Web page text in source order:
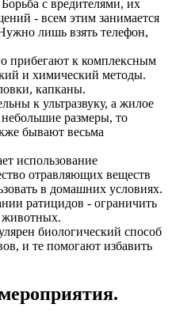
с вредителями, их
- всем этим занимается
лишь взять телефон,
прибегают к комплексным
и химический методы.
капканы.
к ультразвуку, а жилое
размеры, то
бывают весьма
использование
отравляющих веществ
в домашних условиях.
ратицидов - ограничить
животных.
биологический способ
и те помогают избавить